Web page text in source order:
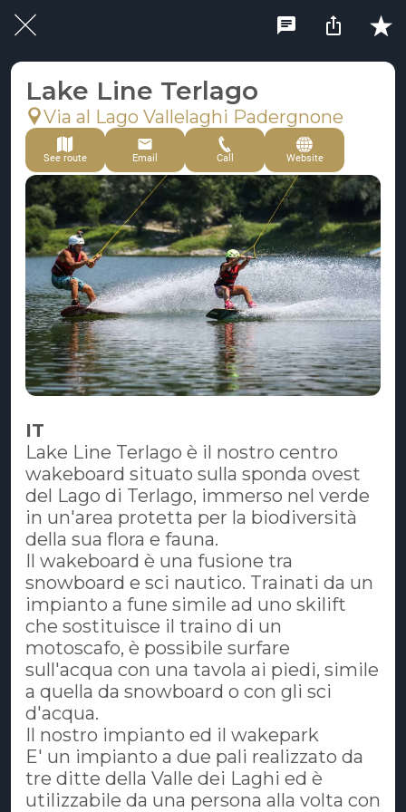
Lake Line Terlago
Via al Lago Vallelaghi Padergnone
See route Email Call Website
IT
Lake Line Terlago è il nostro centro
wakeboard situato sulla sponda ovest
del Lago di Terlago, immerso nel verde
in un'area protetta per la biodiversità
della sua flora e fauna.
Il wakeboard è una fusione tra
snowboard e sci nautico. Trainati da un
impianto a fune simile ad uno skilift
che sostituisce il traino di un
motoscafo, è possibile surfare
sull'acqua con una tavola ai piedi, simile
a quella da snowboard o con gli sci
d'acqua.
Il nostro impianto ed il wakepark
E' un impianto a due pali realizzato da
tre ditte della Valle dei Laghi ed è
utilizzabile da una persona alla volta con